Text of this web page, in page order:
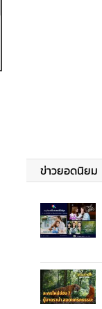
ข่าวยอดนิยม